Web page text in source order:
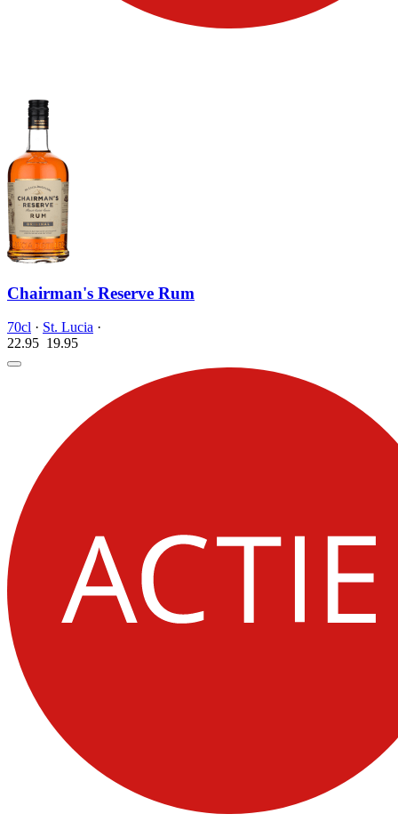
Chairman's Reserve Rum
70cl · St. Lucia ·
22.95 19.95